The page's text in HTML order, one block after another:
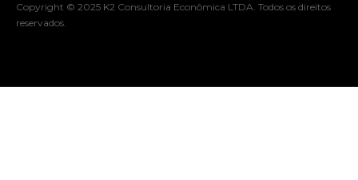
Copyright © 2025 K2 Consultoria Econômica LTDA. Todos os direitos
reservados.